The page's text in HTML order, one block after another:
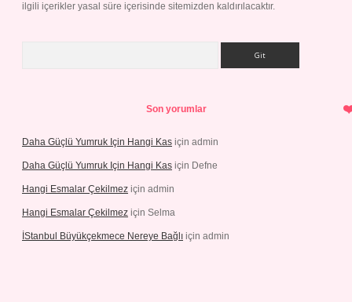
ilgili içerikler yasal süre içerisinde sitemizden kaldırılacaktır.
Son yorumlar
Daha Güçlü Yumruk Için Hangi Kas için admin
Daha Güçlü Yumruk Için Hangi Kas için Defne
Hangi Esmalar Çekilmez için admin
Hangi Esmalar Çekilmez için Selma
İStanbul Büyükçekmece Nereye Bağlı için admin